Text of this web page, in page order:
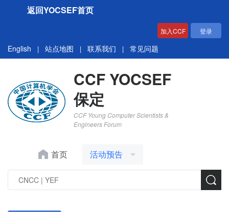
返回YOCSEF首页
加入CCF 登录
English | 站点地图 | 联系我们 | 常见问题
CCF YOCSEF
保定
CCF Young Computer Scientists &
Engineers Forum
首页 活动预告